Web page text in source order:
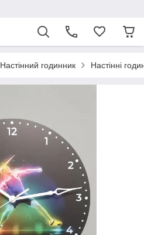
Настінний годинник Настінні